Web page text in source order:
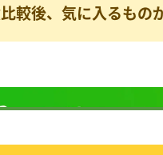
較後、気に入るもの